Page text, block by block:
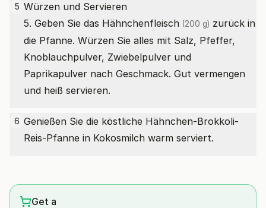
5 Würzen und Servieren
5. Geben Sie das Hähnchenfleisch (200 g) zurück in
die Pfanne. Würzen Sie alles mit Salz, Pfeffer,
Knoblauchpulver, Zwiebelpulver und
Paprikapulver nach Geschmack. Gut vermengen
und heiß servieren.
6 Genießen Sie die köstliche Hähnchen-Brokkoli-
Reis-Pfanne in Kokosmilch warm serviert.
Get a